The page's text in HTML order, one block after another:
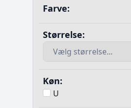
Farve:
Størrelse:
Køn:
U